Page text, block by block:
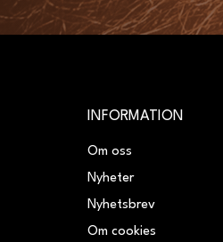
INFORMATION
Om oss
Nyheter
Nyhetsbrev
Om cookies